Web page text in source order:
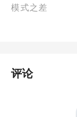
模式之差
评论